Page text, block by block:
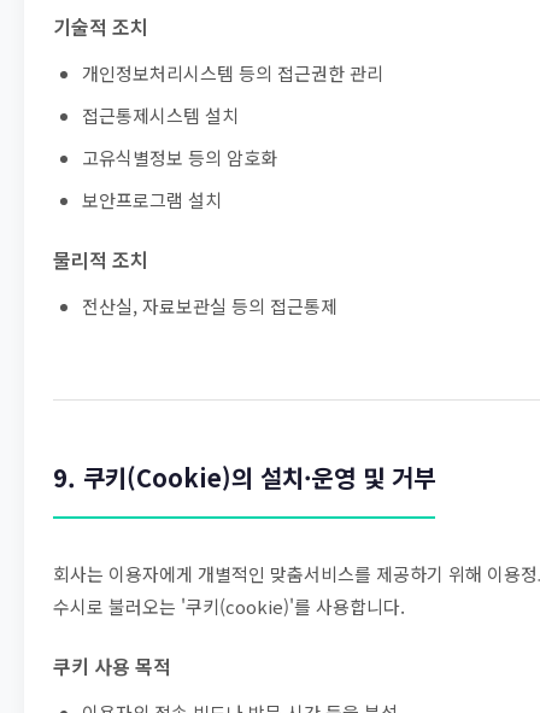
기술적 조치
개인정보처리시스템 등의 접근권한 관리
접근통제시스템 설치
고유식별정보 등의 암호화
보안프로그램 설치
물리적 조치
전산실, 자료보관실 등의 접근통제
9. 쿠키(Cookie)의 설치·운영 및 거부
회사는 이용자에게 개별적인 맞춤서비스를 제공하기 위해 이용
수시로 불러오는 '쿠키(cookie)'를 사용합니다.
쿠키 사용 목적